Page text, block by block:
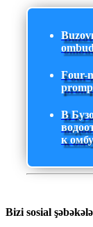
Four-
В
к
Bizi sosial